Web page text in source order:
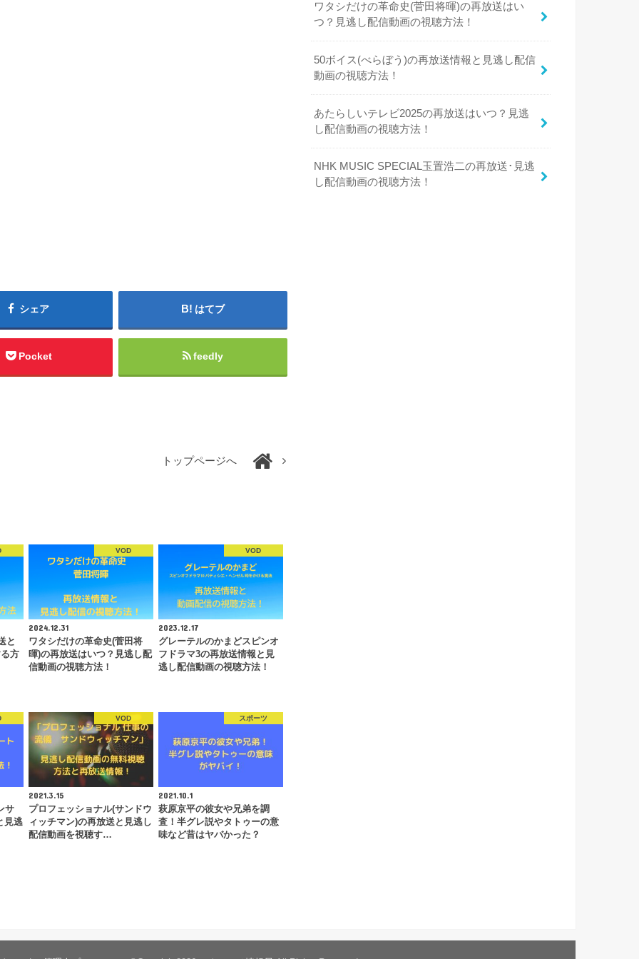
シェア はてブ
Pocket feedly
トップページへ
と
方
VOD
2024.12.31
ワタシだけの革命史(菅田将
暉)の再放送はいつ？見逃し配
信動画の視聴方法！
VOD
2023.12.17
グレーテルのかまどスピンオ
フドラマ3の再放送情報と見
逃し配信動画の視聴方法！
サ
見逃
VOD
2021.3.15
プロフェッショナル(サンドウ
ィッチマン)の再放送と見逃し
配信動画を視聴す…
スポーツ
2021.10.1
萩原京平の彼女や兄弟を調
査！半グレ説やタトゥーの意
味など昔はヤバかった？
ワタシだけの革命史(菅田将暉)の再放送はい
つ？見逃し配信動画の視聴方法！
50ボイス(べらぼう)の再放送情報と見逃し配信
動画の視聴方法！
あたらしいテレビ2025の再放送はいつ？見逃
し配信動画の視聴方法！
NHK MUSIC SPECIAL玉置浩二の再放送･見逃
し配信動画の視聴方法！